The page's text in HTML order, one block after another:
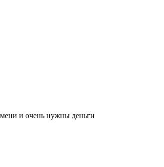
и очень нужны деньги